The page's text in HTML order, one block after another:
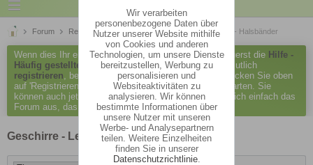
Forum Retriever and friends e.V. Geschirre - Leinen - Halsbänder
Wenn dies Ihr erster Besuch hier ist, lesen Sie bitte zuerst die Hilfe -
Häufig gestellte Fragendurch. Sie müssen sich vermutlich
registrieren, bevor Sie Beiträge verfassen können. Klicken Sie oben
auf 'Registrieren', um den Registrierungsprozess zu starten. Sie
können auch jetzt schon Beiträge lesen. Suchen Sie sich einfach das
Forum aus, das Sie am meisten interessiert.
Geschirre - Leinen - Halsbänder
Wir verarbeiten
personenbezogene Daten über
Nutzer unserer Website mithilfe
von Cookies und anderen
Technologien, um unsere Dienste
bereitzustellen, Werbung zu
personalisieren und
Websiteaktivitäten zu
analysieren. Wir können
bestimmte Informationen über
unsere Nutzer mit unseren
Werbe- und Analysepartnern
teilen. Weitere Einzelheiten
finden Sie in unserer
Datenschutzrichtlinie.